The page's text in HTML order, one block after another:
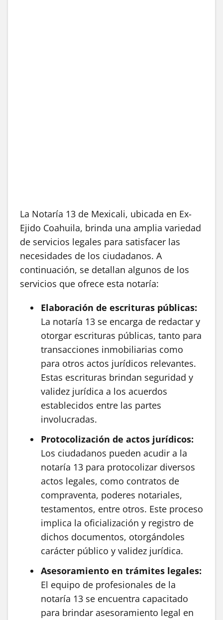
La Notaría 13 de Mexicali, ubicada en Ex-
Ejido Coahuila, brinda una amplia variedad
de servicios legales para satisfacer las
necesidades de los ciudadanos. A
continuación, se detallan algunos de los
servicios que ofrece esta notaría:
Elaboración de escrituras públicas:
La notaría 13 se encarga de redactar y
otorgar escrituras públicas, tanto para
transacciones inmobiliarias como
para otros actos jurídicos relevantes.
Estas escrituras brindan seguridad y
validez jurídica a los acuerdos
establecidos entre las partes
involucradas.
Protocolización de actos jurídicos:
Los ciudadanos pueden acudir a la
notaría 13 para protocolizar diversos
actos legales, como contratos de
compraventa, poderes notariales,
testamentos, entre otros. Este proceso
implica la oficialización y registro de
dichos documentos, otorgándoles
carácter público y validez jurídica.
Asesoramiento en trámites legales:
El equipo de profesionales de la
notaría 13 se encuentra capacitado
para brindar asesoramiento legal en